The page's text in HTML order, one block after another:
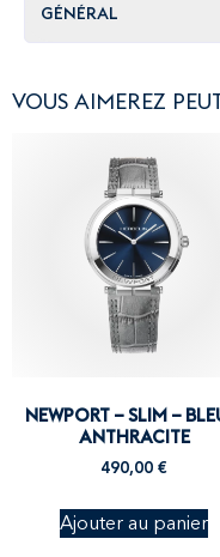
GÉNÉRAL
VOUS AIMEREZ
NEWPORT – SLIM –
ANTHRACITE
490,00 €
Ajouter au panier